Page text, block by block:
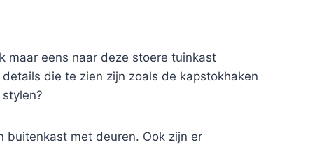
maar eens naar deze stoere tuinkast
die te zien zijn zoals de kapstokhaken
buitenkast met deuren. Ook zijn er